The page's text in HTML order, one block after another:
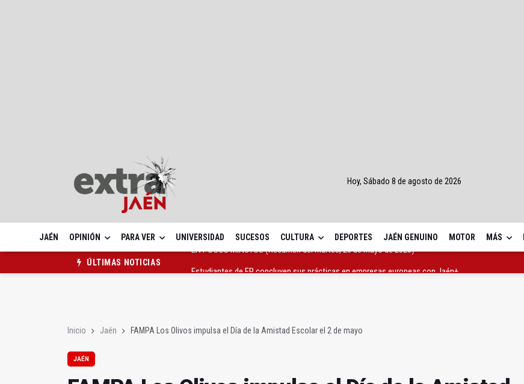
Hoy, Sábado 8 de agosto de 2026
JAÉN OPINIÓN PARA VER UNIVERSIDAD SUCESOS CULTURA DEPORTES JAÉN GENUINO MOTOR MÁS
ÚLTIMAS NOTICIAS
Inicio Jaén FAMPA Los Olivos impulsa el Día de la Amistad Escolar el 2 de mayo
JAÉN